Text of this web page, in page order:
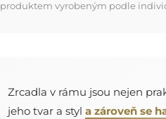
produktem vyrobeným podle
Zrcadla v rámu jsou nejen
jeho tvar a styl a zároveň se